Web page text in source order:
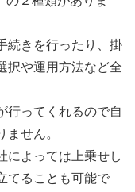
続きを行ったり、掛
択や運用方法など全
行ってくれるので自
せん。
によっては上乗せし
てることも可能で